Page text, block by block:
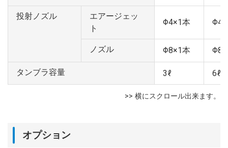
投射ノズル
エアージェッ
ト
Φ4×1本
ノズル Φ8×1本
タンブラ容量 3ℓ 6ℓ
オプション